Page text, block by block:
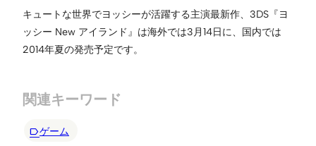
キュートな世界でヨッシーが活躍する主演最新作、3DS『ヨ
ッシー New アイランド』は海外では3月14日に、国内では
2014年夏の発売予定です。
関連キーワード
ゲーム